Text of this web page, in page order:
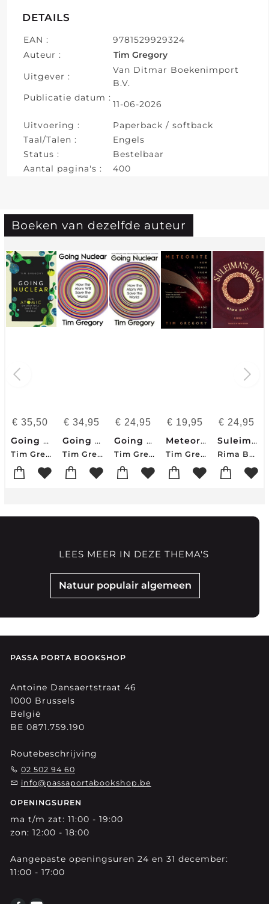
DETAILS
EAN :
9781529929324
Auteur :
Tim Gregory
Uitgever :
Van Ditmar Boekenimport
B.V.
Publicatie datum :
11-06-2026
Uitvoering :
Paperback / softback
Taal/Talen :
Engels
Status :
Bestelbaar
Aantal pagina's :
400
Boeken van dezelfde auteur
€ 35,50
Going Nuclear: How Atomic Energy Will Save the World
Tim Gregory
€ 34,95
Going Nuclear
Tim Gregory
€ 24,95
Going Nuclear
Tim Gregory
€ 19,95
Meteorite
Tim Gregory
€ 24,95
Suleima's Ring
Rima Bali
Natuur populair algemeen
LEES MEER IN DEZE THEMA'S
PASSA PORTA BOOKSHOP
Antoine Dansaertstraat 46
1000 Brussels
België
BE 0871.759.190
Routebeschrijving
02 502 94 60
info@passaportabookshop.be
OPENINGSUREN
ma t/m zat: 11:00 - 19:00
zon: 12:00 - 18:00
Aangepaste openingsuren 24 en 31 december:
11:00 - 17:00